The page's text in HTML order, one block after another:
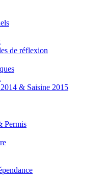
de réflexion
& Saisine 2015
Permis